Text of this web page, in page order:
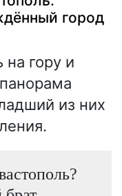
город
на гору и
из них